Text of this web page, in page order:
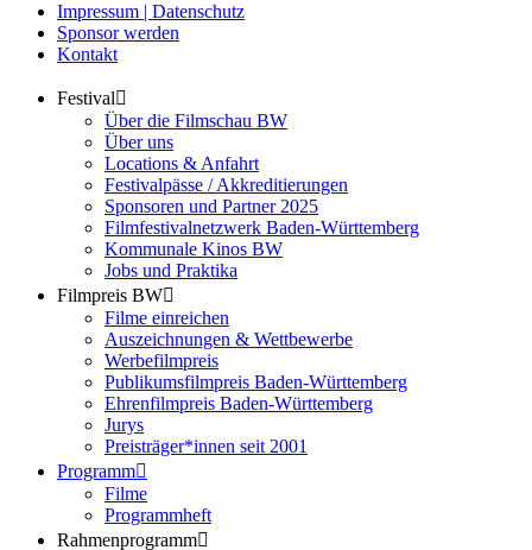
Impressum | Datenschutz
Sponsor werden
Kontakt
Festival
Über die Filmschau BW
Über uns
Locations & Anfahrt
Festivalpässe / Akkreditierungen
Sponsoren und Partner 2025
Filmfestivalnetzwerk ­Baden-Württemberg
Kommunale Kinos BW
Jobs und Praktika
Filmpreis BW
Filme einreichen
Auszeichnungen & Wettbewerbe
Werbefilmpreis
Publikumsfilmpreis Baden-Württemberg
Ehrenfilmpreis Baden-Württemberg
Jurys
Preisträger*innen seit 2001
Programm
Filme
Programmheft
Rahmenprogramm